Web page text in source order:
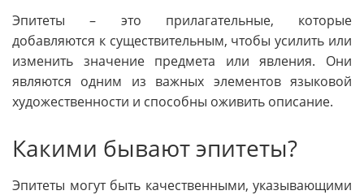
Эпитеты – это прилагательные, которые
добавляются к существительным, чтобы усилить или
изменить значение предмета или явления. Они
являются одним из важных элементов языковой
художественности и способны оживить описание.
Какими бывают эпитеты?
Эпитеты могут быть качественными, указывающими